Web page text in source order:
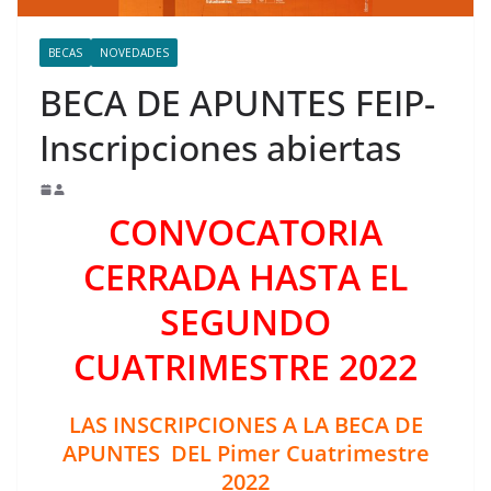
BECAS NOVEDADES
BECA DE APUNTES FEIP-
Inscripciones abiertas
CONVOCATORIA
CERRADA HASTA EL
SEGUNDO
CUATRIMESTRE 2022
LAS INSCRIPCIONES A LA BECA DE
APUNTES DEL Pimer Cuatrimestre
2022